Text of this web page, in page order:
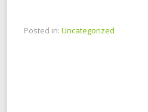
Posted in: Uncategorized